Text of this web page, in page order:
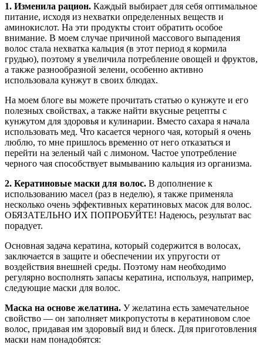
1. Изменила рацион. Каждый выбирает для себя оптимальное
питание, исходя из нехватки определенных веществ и
аминокислот. На эти продукты стоит обратить особое
внимание. В моем случае причиной массового выпадения
волос стала нехватка кальция (в этот период я кормила
грудью), поэтому я увеличила потребление овощей и фруктов,
а также разнообразной зелени, особенно активно
использовала кунжут в своих блюдах.
На моем блоге вы можете прочитать статью о кунжуте и его
полезных свойствах, а также найти вкусные рецепты с
кунжутом для здоровья и кулинарии. Вместо сахара я начала
использовать мед. Что касается черного чая, который я очень
люблю, то мне пришлось временно от него отказаться и
перейти на зеленый чай с лимоном. Частое употребление
черного чая способствует вымыванию кальция из организма.
2. Кератиновые маски для волос. В дополнение к
использованию масел (раз в неделю), я также применяла
несколько очень эффективных кератиновых масок для волос.
ОБЯЗАТЕЛЬНО ИХ ПОПРОБУЙТЕ! Надеюсь, результат вас
порадует.
Основная задача кератина, который содержится в волосах,
заключается в защите и обеспечении их упругости от
воздействия внешней среды. Поэтому нам необходимо
регулярно восполнять запасы кератина, используя, например,
следующие маски для волос.
Маска на основе желатина. У желатина есть замечательное
свойство — он заполняет микропустоты в кератиновом слое
волос, придавая им здоровый вид и блеск. Для приготовления
маски нам понадобятся: